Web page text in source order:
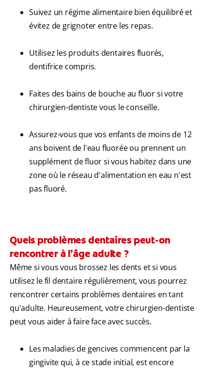
Suivez un régime alimentaire bien équilibré et
évitez de grignoter entre les repas.
Utilisez les produits dentaires fluorés,
dentifrice compris.
Faites des bains de bouche au fluor si votre
chirurgien-dentiste vous le conseille.
Assurez-vous que vos enfants de moins de 12
ans boivent de l'eau fluorée ou prennent un
supplément de fluor si vous habitez dans une
zone où le réseau d'alimentation en eau n'est
pas fluoré.
Quels problèmes dentaires peut-on
rencontrer à l’âge adulte ?
Même si vous vous brossez les dents et si vous
utilisez le fil dentaire régulièrement, vous pourrez
rencontrer certains problèmes dentaires en tant
qu'adulte. Heureusement, votre chirurgien-dentiste
peut vous aider à faire face avec succès.
Les maladies de gencives commencent par la
gingivite qui, à ce stade initial, est encore